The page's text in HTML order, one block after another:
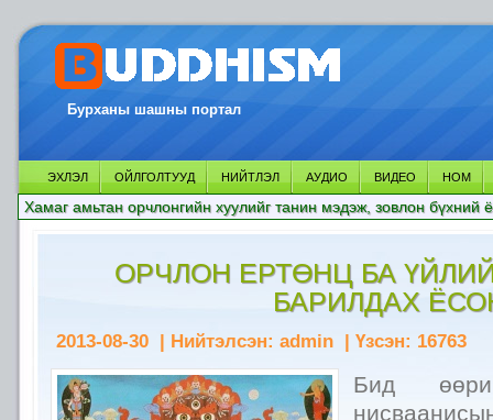
Бурханы шашны портал
ЭХЛЭЛ ОЙЛГОЛТУУД НИЙТЛЭЛ АУДИО ВИДЕО НОМ
Хамаг амьтан орчлонгийн хуулийг танин мэдэж, зовлон бүхний
ОРЧЛОН ЕРТӨНЦ БА
БАРИЛДАХ
2013-08-30 | Нийтэлсэн: admin | Үзсэн: 16763
Бид